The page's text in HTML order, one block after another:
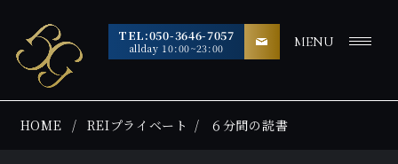
TEL:050-3646-7057
allday 10:00~23:00 MENU
HOME REIプライベート ６分間の読書